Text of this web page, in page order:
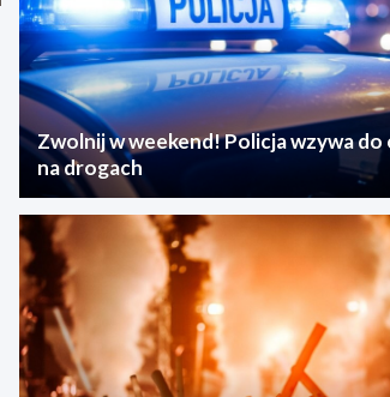
Zwolnij w weekend! Policja wzywa
na drogach